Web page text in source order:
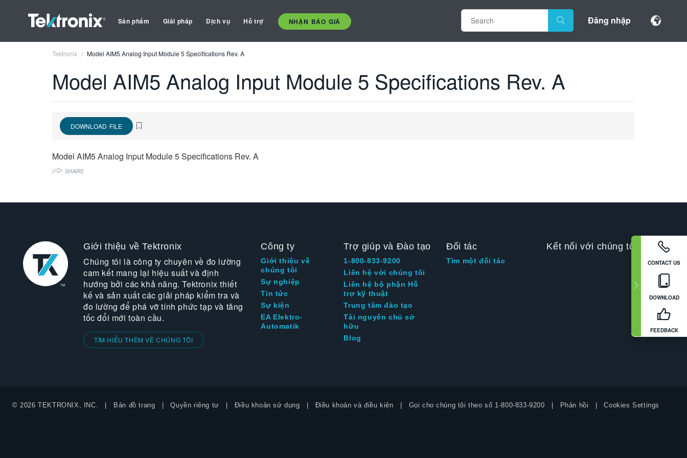
Sản phẩm Giải pháp Dịch vụ Hỗ trợ NHẬN BÁO GIÁ Đăng nhập
CONTACT US
DOWNLOAD
FEEDBACK
Tektronix Model AIM5 Analog Input Module 5 Specifications Rev. A
Model AIM5 Analog Input Module 5 Specifications Rev. A
DOWNLOAD FILE
Model AIM5 Analog Input Module 5 Specifications Rev. A
SHARE
Giới thiệu về Tektronix
Chúng tôi là công ty chuyên về đo lường
cam kết mang lại hiệu suất và định
hướng bởi các khả năng. Tektronix thiết
kế và sản xuất các giải pháp kiểm tra và
đo lường để phá vỡ tính phức tạp và tăng
tốc đổi mới toàn cầu.
TÌM HIỂU THÊM VỀ CHÚNG TÔI
Công ty
Giới thiệu về
chúng tôi
Sự nghiệp
Tin tức
Sự kiện
EA Elektro-
Automatik
Trợ giúp và Đào tạo
1-800-833-9200
Liên hệ với chúng tôi
Liên hệ bộ phận Hỗ
trợ kỹ thuật
Trung tâm đào tạo
Tài nguyên chủ sở
hữu
Blog
Đối tác
Tìm một đối tác
Kết nối với chúng tôi
© 2026 TEKTRONIX, INC. Bản đồ trang Quyền riêng tư Điều khoản sử dụng Điều khoản và điều kiện Gọi cho chúng tôi theo số 1-800-833-9200 Phản hồi Cookies Settings